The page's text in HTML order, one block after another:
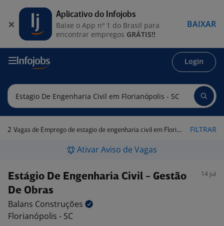
Login
2 Vagas de Emprego de estagio de engenharia civil em Florianópolis - SC FILTRAR
Ativar Aviso de Vagas
Estágio De Engenharia Civil - Gestão
De Obras
14 jul
Balans Construções
Florianópolis - SC
Aplicativo do Infojobs
Baixe o App nº 1 do Brasil para
encontrar empregos GRÁTIS!!
BAIXAR